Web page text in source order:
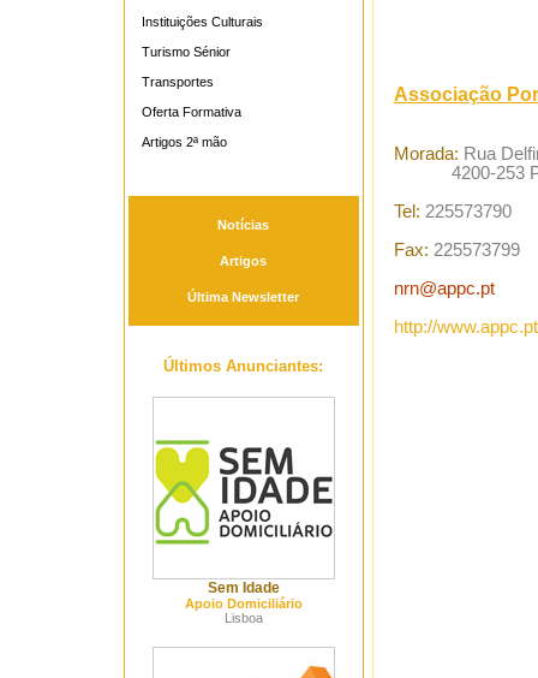
Instituições Culturais
Turismo Sénior
Transportes
Oferta Formativa
Artigos 2ª mão
Notícias
Artigos
Última Newsletter
Últimos Anunciantes:
Sem Idade
Apoio Domiciliário
Lisboa
Associação
Morada: Rua
4200-253
Tel: 225573790
Fax: 225573799
nrn@appc.pt
http://www.appc.pt